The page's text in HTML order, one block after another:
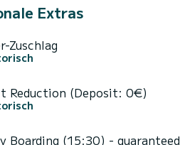
Extras
Zuschlag
Reduction (Deposit: 0€)
Boarding (15:30) - guaranteed